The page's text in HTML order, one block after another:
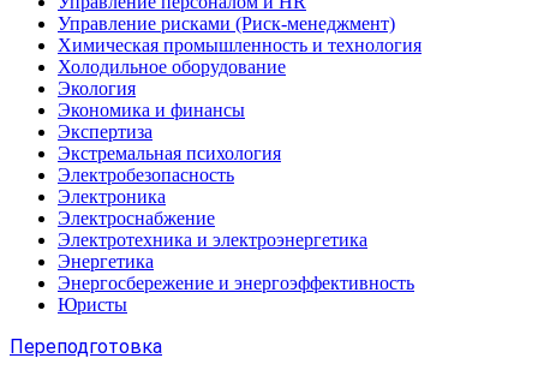
Управление рисками (Риск-менеджмент)
Химическая промышленность и технология
Холодильное оборудование
Экология
Экономика и финансы
Экспертиза
Экстремальная психология
Электробезопасность
Электроника
Электроснабжение
Электротехника и электроэнергетика
Энергетика
Энергосбережение и энергоэффективность
Юристы
Переподготовка